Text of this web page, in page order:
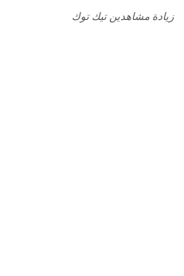
زيادة مشاهدين تيك توك